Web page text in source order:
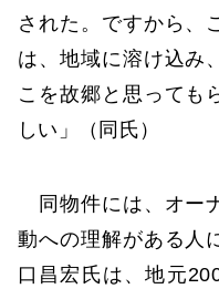
された。ですから、
は、地域に溶け込み
こを故郷と思っても
しい」（同氏）
同物件には、オー
動への理解がある人
口昌宏氏は、地元